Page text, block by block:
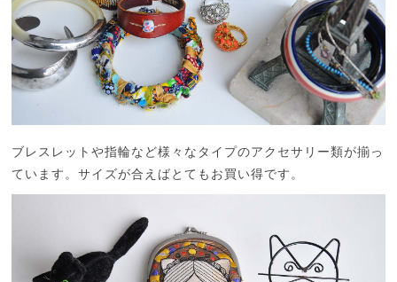
ブレスレットや指輪など様々なタイプのアクセサリー類が揃っ
ています。サイズが合えばとてもお買い得です。